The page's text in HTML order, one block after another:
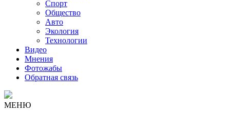
Спорт
Общество
Авто
Экология
Технологии
Видео
Мнения
Фотожабы
Обратная связь
МЕНЮ